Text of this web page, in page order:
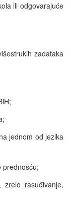
ili odgovarajuće
zadataka
jednom od jezika
prednošću;
zrelo rasuđivanje,